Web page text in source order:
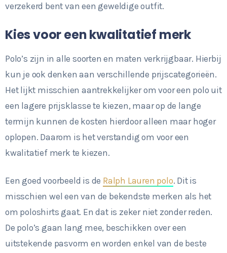
verzekerd bent van een geweldige outfit.
Kies voor een kwalitatief merk
Polo’s zijn in alle soorten en maten verkrijgbaar. Hierbij
kun je ook denken aan verschillende prijscategorieën.
Het lijkt misschien aantrekkelijker om voor een polo uit
een lagere prijsklasse te kiezen, maar op de lange
termijn kunnen de kosten hierdoor alleen maar hoger
oplopen. Daarom is het verstandig om voor een
kwalitatief merk te kiezen.
Een goed voorbeeld is de Ralph Lauren polo. Dit is
misschien wel een van de bekendste merken als het
om poloshirts gaat. En dat is zeker niet zonder reden.
De polo’s gaan lang mee, beschikken over een
uitstekende pasvorm en worden enkel van de beste